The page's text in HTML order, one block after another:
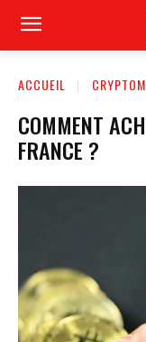
ACCUEIL
COMMENT
FRANCE ?